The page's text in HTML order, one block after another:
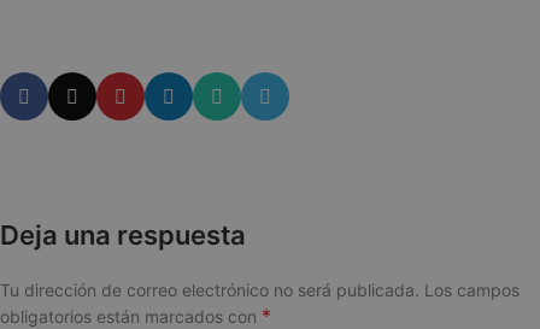
Deja una respuesta
Tu dirección de correo electrónico no será publicada. Los campos
obligatorios están marcados con *